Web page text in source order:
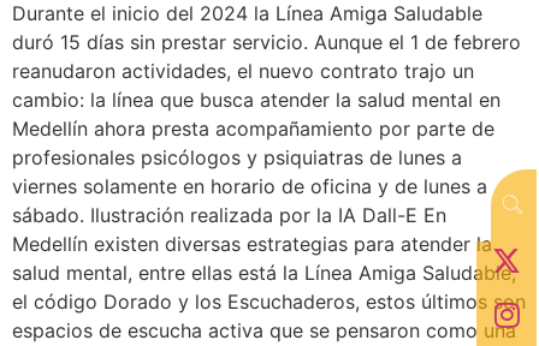
Durante el inicio del 2024 la Línea Amiga Saludable
duró 15 días sin prestar servicio. Aunque el 1 de febrero
reanudaron actividades, el nuevo contrato trajo un
cambio: la línea que busca atender la salud mental en
Medellín ahora presta acompañamiento por parte de
profesionales psicólogos y psiquiatras de lunes a
viernes solamente en horario de oficina y de lunes a
sábado. Ilustración realizada por la IA Dall-E En
Medellín existen diversas estrategias para atender la
salud mental, entre ellas está la Línea Amiga Saludable,
el código Dorado y los Escuchaderos, estos últimos son
espacios de escucha activa que se pensaron como una